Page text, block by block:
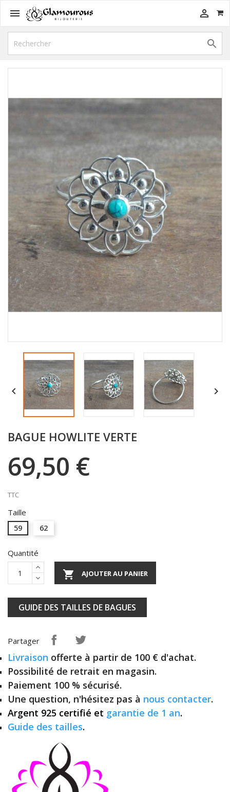
 

 
BAGUE HOWLITE VERTE
69,50 €
TTC
Taille
59 62
Quantité
 AJOUTER AU PANIER
GUIDE DES TAILLES DE BAGUES
Partager
Livraison offerte à partir de 100 € d'achat.
Possibilité de retrait en magasin.
Paiement 100 % sécurisé.
Une question, n'hésitez pas à nous contacter.
Argent 925 certifié et garantie de 1 an.
Guide des tailles.